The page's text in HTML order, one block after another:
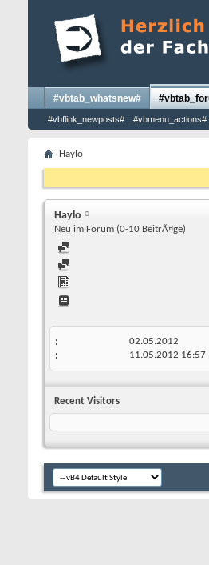
#vbtab_whatsnew#
#vbflink_newposts# #vbmenu_actions#
Haylo
Haylo
Neu im Forum (0-10 BeitrÃ¤ge)
02.05.2012
11.05.2012 16:57
Recent Visitors